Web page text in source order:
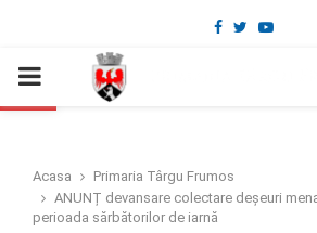
Deschide bara de unelte
Facebook
Twitter
PRIMARY
Acasa
Primaria Târgu Frumos
ANUNȚ devansare colectare deșeuri
perioada sărbătorilor de iarnă